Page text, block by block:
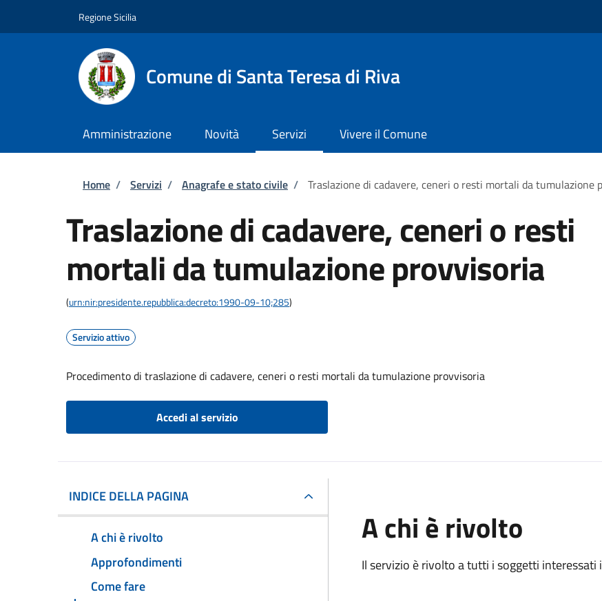
Regione Sicilia
Comune di Santa Teresa di Riva
Amministrazione Novità Servizi Vivere il Comune
Briciole di pane
Home / Servizi / Anagrafe e stato civile / Traslazione di cadavere, ceneri o resti mortali da tumulazione
Traslazione di cadavere, ceneri o resti
mortali da tumulazione provvisoria
(urn:nir:presidente.repubblica:decreto:1990-09-10;285)
Servizio attivo
Procedimento di traslazione di cadavere, ceneri o resti mortali da tumulazione provvisoria
Accedi al servizio
INDICE DELLA PAGINA
A chi è rivolto
Approfondimenti
Come fare
A chi è rivolto
Il servizio è rivolto a tutti i soggetti interessati